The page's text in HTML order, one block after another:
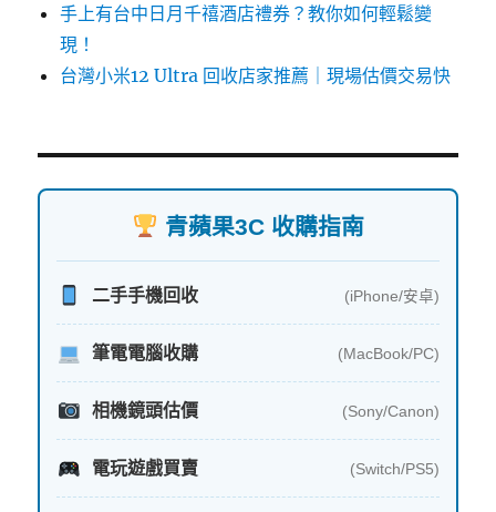
手上有台中日月千禧酒店禮券？教你如何輕鬆變
現！
台灣小米12 Ultra 回收店家推薦｜現場估價交易快
青蘋果3C 收購指南
二手手機回收 (iPhone/安卓)
筆電電腦收購 (MacBook/PC)
相機鏡頭估價 (Sony/Canon)
電玩遊戲買賣 (Switch/PS5)